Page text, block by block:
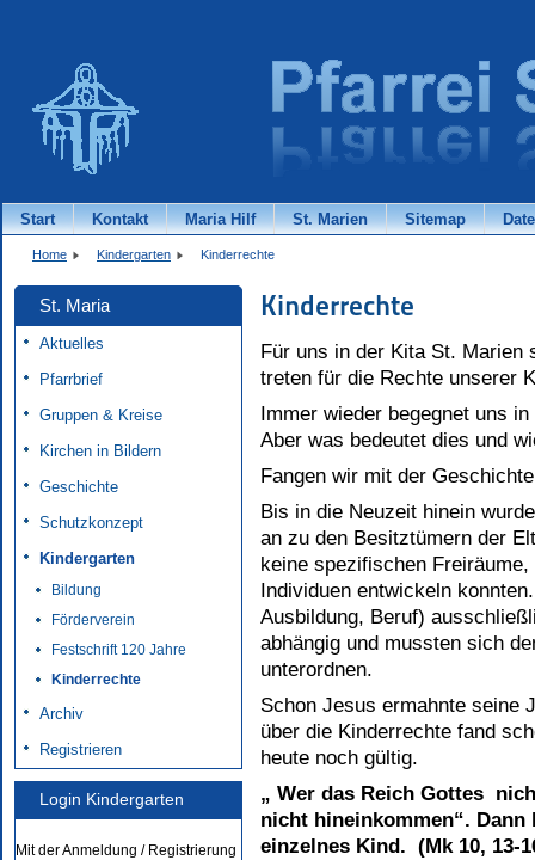
Start Kontakt Maria Hilf St. Marien Sitemap
Home Kindergarten Kinderrechte
St. Maria
Aktuelles
Pfarrbrief
Gruppen & Kreise
Kirchen in Bildern
Geschichte
Schutzkonzept
Kindergarten
Bildung
Förderverein
Festschrift 120 Jahre
Kinderrechte
Archiv
Registrieren
Login Kindergarten
Mit der Anmeldung / Registrierung
Kinderrechte
Für uns in der Kita St.
treten für die Rechte unserer
Immer wieder begegnet uns
Aber was bedeutet dies und
Fangen wir mit der
Bis in die Neuzeit hinein
an zu den Besitztümern der
keine spezifischen
Individuen entwickeln
Ausbildung, Beruf)
abhängig und mussten sich
unterordnen.
Schon Jesus ermahnte seine
über die Kinderrechte fand
heute noch gültig.
„ Wer das Reich Gottes
nicht hineinkommen“. Dann
einzelnes Kind. (Mk 10, 13-